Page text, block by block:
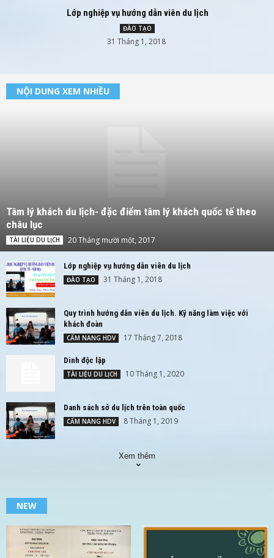
Lớp nghiệp vụ hướng dẫn viên du lịch
ĐÀO TẠO
31 Tháng 1, 2018
NỘI DUNG XEM NHIỀU
Tâm lý khách du lịch- đặc điểm tâm lý khách quốc tế theo
châu lục
TÀI LIỆU DU LỊCH 20 Tháng mười một, 2017
Lớp nghiệp vụ hướng dẫn viên du lịch
ĐÀO TẠO 31 Tháng 1, 2018
Quy trình hướng dẫn viên du lịch. Kỹ năng làm việc với
khách đoàn
CẨM NANG HDV 17 Tháng 7, 2018
Dinh độc lập
TÀI LIỆU DU LỊCH 10 Tháng 1, 2020
Danh sách sở du lịch trên toàn quốc
CẨM NANG HDV 8 Tháng 1, 2019
Xem thêm
NEW